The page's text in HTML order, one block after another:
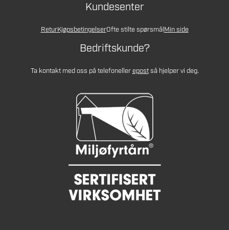
Kundesenter
ReturKjøpsbetingelserOfte stilte spørsmålMin side
Bedriftskunde?
Ta kontakt med oss på telefonellerepostså hjelper vi deg.